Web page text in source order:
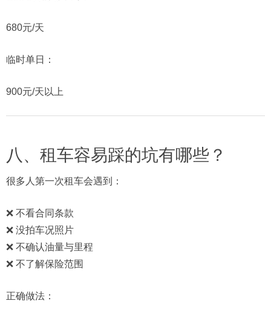
680元/天
临时单日：
900元/天以上
八、租车容易踩的坑有哪些？
很多人第一次租车会遇到：
❌ 不看合同条款
❌ 没拍车况照片
❌ 不确认油量与里程
❌ 不了解保险范围
正确做法：